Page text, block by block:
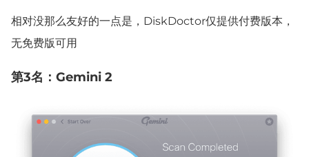
相对没那么友好的一点是，DiskDoctor仅提供付费版本，
无免费版可用
第3名：Gemini 2